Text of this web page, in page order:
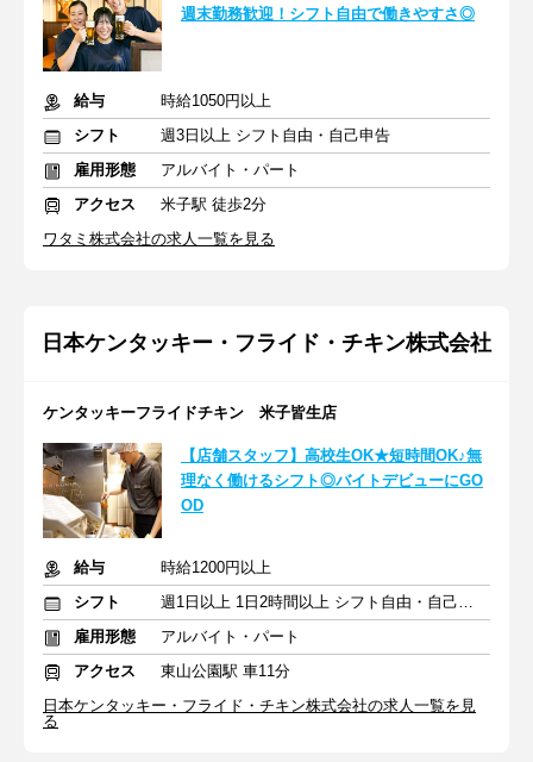
週末勤務歓迎！シフト自由で働きやすさ◎
給与
時給1050円以上
シフト
週3日以上 シフト自由・自己申告
雇用形態
アルバイト・パート
アクセス
米子駅 徒歩2分
ワタミ株式会社の求人一覧を見る
日本ケンタッキー・フライド・チキン株式会社
ケンタッキーフライドチキン 米子皆生店
【店舗スタッフ】高校生OK★短時間OK♪無
理なく働けるシフト◎バイトデビューにGO
OD
給与
時給1200円以上
シフト
週1日以上 1日2時間以上 シフト自由・自己申告
雇用形態
アルバイト・パート
アクセス
東山公園駅 車11分
日本ケンタッキー・フライド・チキン株式会社の求人一覧を見
る